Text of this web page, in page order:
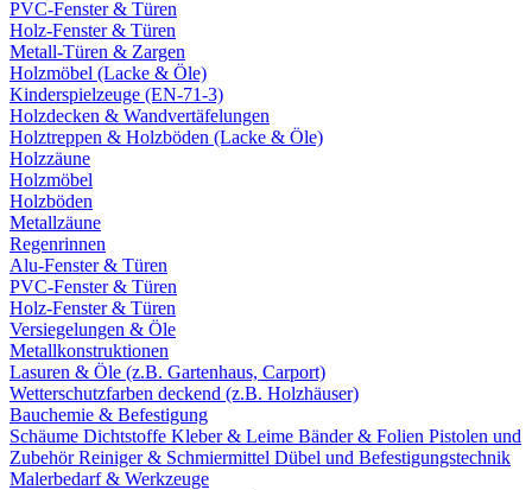
PVC-Fenster & Türen
Holz-Fenster & Türen
Metall-Türen & Zargen
Holzmöbel (Lacke & Öle)
Kinderspielzeuge (EN-71-3)
Holzdecken & Wandvertäfelungen
Holztreppen & Holzböden (Lacke & Öle)
Holzzäune
Holzmöbel
Holzböden
Metallzäune
Regenrinnen
Alu-Fenster & Türen
PVC-Fenster & Türen
Holz-Fenster & Türen
Versiegelungen & Öle
Metallkonstruktionen
Lasuren & Öle (z.B. Gartenhaus, Carport)
Wetterschutzfarben deckend (z.B. Holzhäuser)
Bauchemie & Befestigung
Schäume Dichtstoffe Kleber & Leime Bänder & Folien Pistolen und
ZubehörReiniger & Schmiermittel Dübel und Befestigungstechnik
Malerbedarf & Werkzeuge